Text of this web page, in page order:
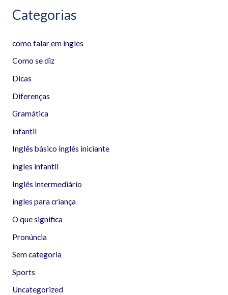
Categorias
como falar em ingles
Como se diz
Dicas
Diferenças
Gramática
infantil
Inglês básico inglês iniciante
ingles infantil
Inglês intermediário
ingles para criança
O que significa
Pronúncia
Sem categoria
Sports
Uncategorized